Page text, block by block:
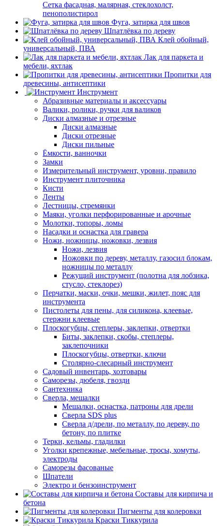
Сетка фасадная, малярная, стеклохолст,
пенополистирол
Фуга, затирка для швов
Шпатлёвка по дереву
Клей обойный,
универсальный, ПВА
Лак для паркета и
мебели, яхтлак
Пропитки для
древесины, антисептики
Инструмент
Абразивные материалы и аксессуары
Валики, ролики, ручки для валиков
Диски алмазные и отрезные
Диски алмазные
Диски отрезные
Диски пильные
Ёмкости, ванночки
Замки
Измерительный инструмент, уровни, правило
Инструмент плиточника
Кисти
Ленты
Лестницы, стремянки
Маяки, уголки перфорированные и арочные
Молотки, топоры, ломы
Насадки и оснастка для гравера
Ножи, ножницы, ножовки, лезвия
Ножи, лезвия
Ножовки по дереву, металлу, газосил блокам,
ножницы по металлу
Режущий инструмент (полотна для лобзика,
стусло, стеклорез)
Перчатки, маски, очки, мешки, жилет, пояс для
инструмента
Пистолеты для пены, для силикона, клеевые,
стержни клеевые
Плоскогубцы, степлеры, заклепки, отвертки
Биты, заклепки, скобы, степлеры,
заклепочники
Плоскогубцы, отвертки, ключи
Столярно-слесарный инструмент
Садовый инвентарь, хозтовары
Саморезы, дюбеля, гвозди
Сантехника
Сверла, мешалки
Мешалки, оснастка, патроны для дрели
Сверла SDS plus
Сверла д/дрели, по металлу, по дереву, по
бетону, по плитке
Терки, кельмы, гладилки
Уголки крепежные, мебельные, тросы, хомуты,
электроды
Саморезы фасованые
Шпатели
Электро и бензоинструмент
Составы для кирпича и
бетона
Пигменты для колеровки
Краски Тиккурила